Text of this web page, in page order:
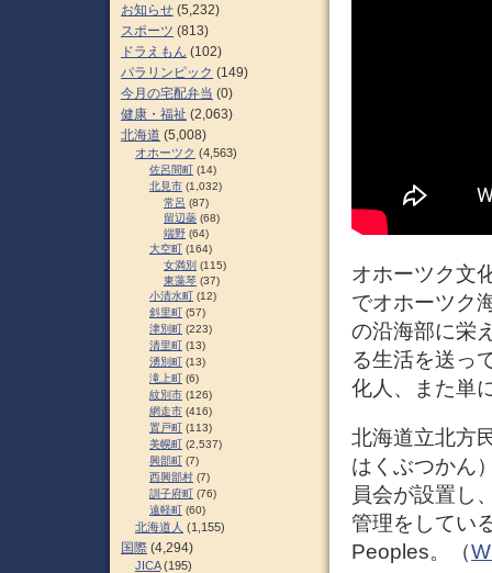
オホーツク文
でオホーツク
の沿海部に栄
る生活を送っ
化人、また単
北海道立北方
はくぶつかん
員会が設置し
管理をしてい
Peoples。（
お知らせ (5,232)
スポーツ (813)
ドラえもん (102)
パラリンピック (149)
今月の宅配弁当 (0)
健康・福祉 (2,063)
北海道 (5,008)
オホーツク (4,563)
佐呂間町 (14)
北見市 (1,032)
常呂 (87)
留辺蘂 (68)
端野 (64)
大空町 (164)
女満別 (115)
東藻琴 (37)
小清水町 (12)
斜里町 (57)
津別町 (223)
清里町 (13)
湧別町 (13)
滝上町 (6)
紋別市 (126)
網走市 (416)
置戸町 (113)
美幌町 (2,537)
興部町 (7)
西興部村 (7)
訓子府町 (76)
遠軽町 (60)
北海道人 (1,155)
国際 (4,294)
JICA(195)